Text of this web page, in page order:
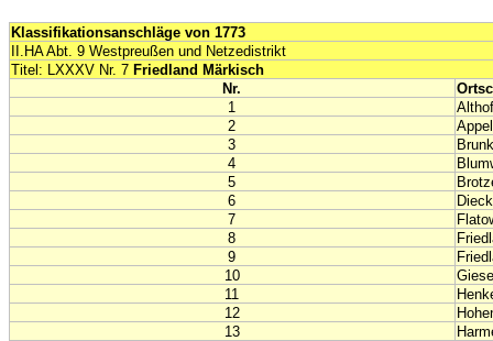
Klassifikationsanschläge von 1773
II.HA Abt. 9 Westpreußen und Netzedistrikt
Titel: LXXXV Nr. 7 Friedland Märkisch
Nr.
1
2
3
Brunk
4
5
6
7
8
9
10
11
12
13